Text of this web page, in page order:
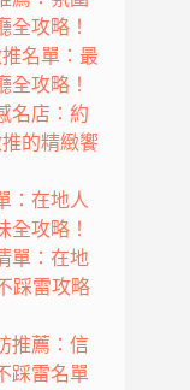
全攻略！
名單：最
全攻略！
名店：約
的精緻饗
：在地人
全攻略！
單：在地
踩雷攻略
推薦：信
踩雷名單